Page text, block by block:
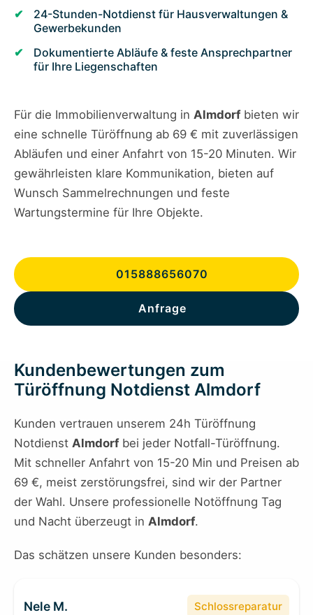
24-Stunden-Notdienst für Hausverwaltungen &
Gewerbekunden
Dokumentierte Abläufe & feste Ansprechpartner
für Ihre Liegenschaften
Für die Immobilienverwaltung in Almdorfbieten wir
eine schnelle Türöffnung ab 69 € mit zuverlässigen
Abläufen und einer Anfahrt von 15-20 Minuten. Wir
gewährleisten klare Kommunikation, bieten auf
Wunsch Sammelrechnungen und feste
Wartungstermine für Ihre Objekte.
015888656070
Anfrage
Kundenbewertungen zum
Türöffnung Notdienst Almdorf
Kunden vertrauen unserem 24h Türöffnung
Notdienst Almdorfbei jeder Notfall-Türöffnung.
Mit schneller Anfahrt von 15-20 Min und Preisen ab
69 €, meist zerstörungsfrei, sind wir der Partner
der Wahl. Unsere professionelle Notöffnung Tag
und Nacht überzeugt in Almdorf.
Das schätzen unsere Kunden besonders:
Nele M. Schlossreparatur